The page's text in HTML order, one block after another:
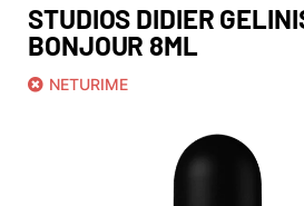
STUDIOS DIDIER
BONJOUR 8ML
NETURIME